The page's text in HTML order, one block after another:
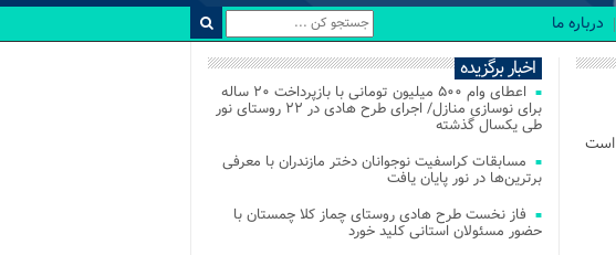
درباره ما
است
اخبار برگزیده
اعطای وام ۵۰۰ میلیون تومانی با بازپرداخت ۲۰ ساله
برای نوسازی منازل/ اجرای طرح هادی در ۲۲ روستای نور
طی یکسال گذشته
مسابقات کراسفیت نوجوانان دختر مازندران با معرفی
برترین‌ها در نور پایان یافت
فاز نخست طرح هادی روستای چماز کلا چمستان با
حضور مسئولان استانی کلید خورد